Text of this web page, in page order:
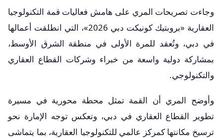
وجاءت تصريحات المري على هامش فعاليات قمة التكنولوجيا
العقارية «بروبتيك كونيكت دبي 2026»، التي انطلقت أعمالها
في دبي، وتُعقد للمرة الأولى في منطقة الشرق الأوسط،
بمشاركة دولية واسعة من خبراء وشركات القطاع العقاري
والتكنولوجي.
وأوضح المري أن القمة تمثل محطة محورية في مسيرة
تطوير القطاع العقاري في دبي، وتعكس توجه الإمارة نحو
ترسيخ مكانتها كمركز عالمي للتكنولوجيا العقارية، بما يتماشى